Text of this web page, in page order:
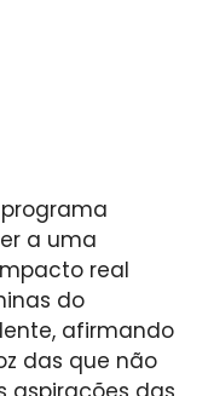
a uma
real
do
afirmando
das que não